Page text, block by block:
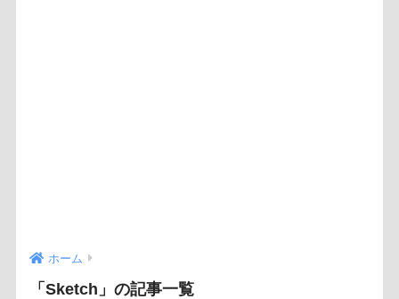
ホーム
「Sketch」の記事一覧